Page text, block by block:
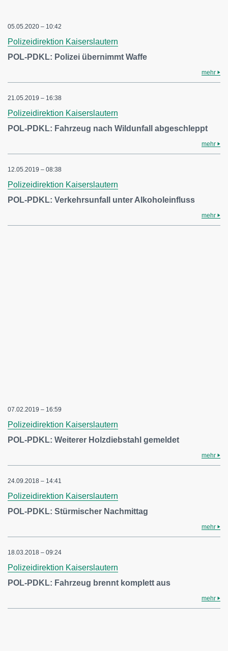
05.05.2020 – 10:42
Polizeidirektion Kaiserslautern
POL-PDKL: Polizei übernimmt Waffe
mehr
21.05.2019 – 16:38
Polizeidirektion Kaiserslautern
POL-PDKL: Fahrzeug nach Wildunfall abgeschleppt
mehr
12.05.2019 – 08:38
Polizeidirektion Kaiserslautern
POL-PDKL: Verkehrsunfall unter Alkoholeinfluss
mehr
07.02.2019 – 16:59
Polizeidirektion Kaiserslautern
POL-PDKL: Weiterer Holzdiebstahl gemeldet
mehr
24.09.2018 – 14:41
Polizeidirektion Kaiserslautern
POL-PDKL: Stürmischer Nachmittag
mehr
18.03.2018 – 09:24
Polizeidirektion Kaiserslautern
POL-PDKL: Fahrzeug brennt komplett aus
mehr